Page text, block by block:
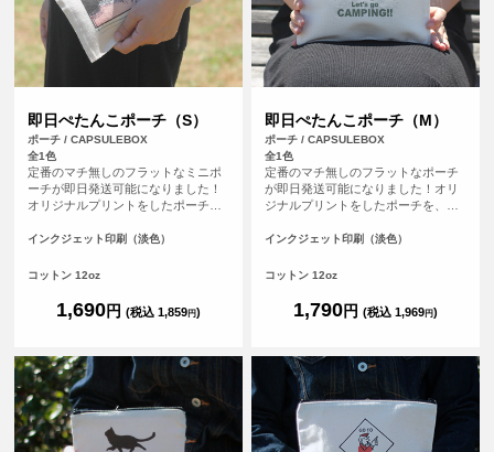
即日ぺたんこポーチ（S）
ポーチ / CAPSULEBOX
全1色
定番のマチ無しのフラットなミニポ
ーチが即日発送可能になりました！
オリジナルプリントをしたポーチ
済完了）で、その日に発送する超短
注文し忘れ、すぐに欲しい！など、
カラープリントしたオリジナルポー
チが作れます。
インクジェット印刷（淡色）
コットン 12oz
1,690円 (税込 1,859円)
即日ぺたんこポーチ（M）
ポーチ / CAPSULEBOX
全1色
定番のマチ無しのフラットなポーチ
が即日発送可能になりました！オリ
ジナルプリントをしたポーチを、平
了）で、その日に発送する超短納期
し忘れ、すぐに欲しい！など、時間
ープリントしたオリジナルポーチが
作れます。
インクジェット印刷（淡色）
コットン 12oz
1,790円 (税込 1,969円)